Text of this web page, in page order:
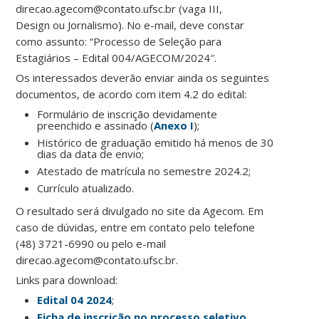
direcao.agecom@contato.ufsc.br (vaga III,
Design ou Jornalismo). No e-mail, deve constar
como assunto: “Processo de Seleção para
Estagiários – Edital 004/AGECOM/2024″.
Os interessados deverão enviar ainda os seguintes
documentos, de acordo com item 4.2 do edital:
Formulário de inscrição devidamente
preenchido e assinado (Anexo I);
Histórico de graduação emitido há menos de 30
dias da data de envio;
Atestado de matrícula no semestre 2024.2;
Currículo atualizado.
O resultado será divulgado no site da Agecom. Em
caso de dúvidas, entre em contato pelo telefone
(48) 3721-6990 ou pelo e-mail
direcao.agecom@contato.ufsc.br.
Links para download:
Edital 04 2024;